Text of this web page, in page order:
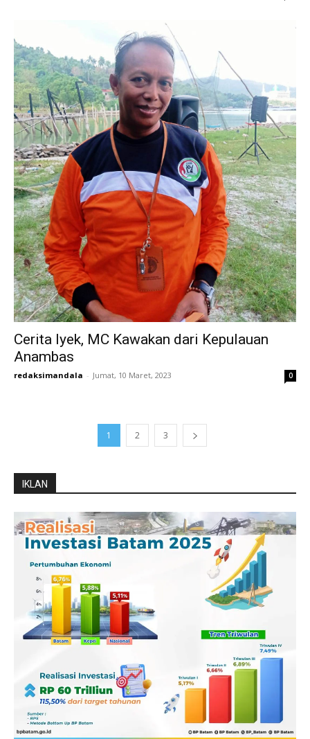
Cerita Iyek, MC Kawakan dari Kepulauan
Anambas
redaksimandala - Jumat, 10 Maret, 2023 0
1 2 3
IKLAN